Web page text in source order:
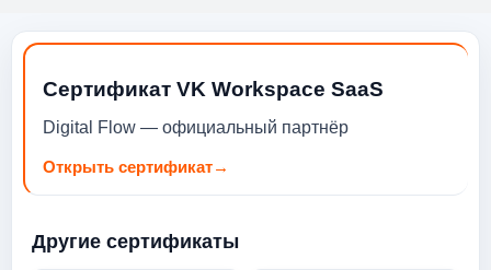
Сертификат VK Workspace SaaS
Digital Flow — официальный партнёр
Открыть сертификат→
Другие сертификаты